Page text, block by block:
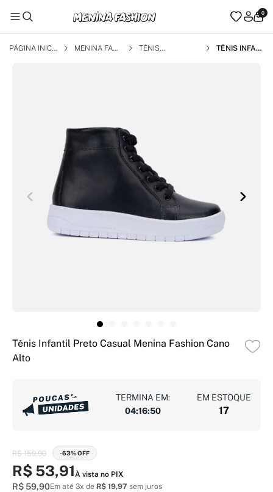
0
PÁGINA INICI
MENINA FAS
TÊNIS
TÊNIS INFAN
Tênis Infantil Preto Casual Menina Fashion Cano
Alto
TERMINA EM:
04:16:49
EM ESTOQUE
17
R$ 159,90 -63% OFF
R$ 53,91À vista no PIX
R$ 59,90Em até 3x de R$ 19,97 sem juros